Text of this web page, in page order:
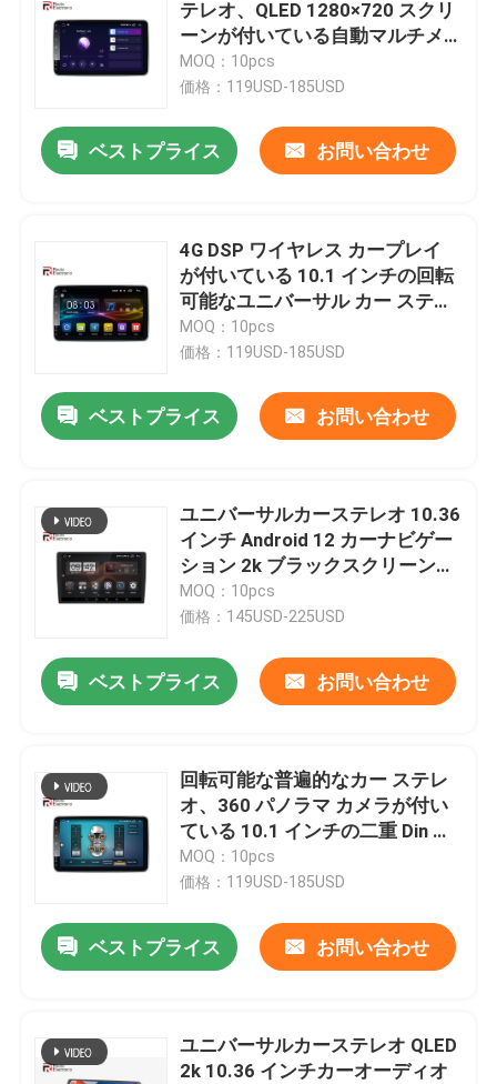
テレオ、QLED 1280×720 スクリ
ーンが付いている自動マルチメ
ディア プレーヤー
MOQ：10pcs
価格：119USD-185USD
ベストプライス お問い合わせ
4G DSP ワイヤレス カープレイ
が付いている 10.1 インチの回転
可能なユニバーサル カー ステレ
オ 2 Din
MOQ：10pcs
価格：119USD-185USD
ベストプライス お問い合わせ
ユニバーサルカーステレオ 10.36
インチ Android 12 カーナビゲー
ション 2k ブラックスクリーン
4G DSP
MOQ：10pcs
価格：145USD-225USD
ベストプライス お問い合わせ
回転可能な普遍的なカー ステレ
オ、360 パノラマ カメラが付い
ている 10.1 インチの二重 Din ラ
ジオ
MOQ：10pcs
価格：119USD-185USD
ベストプライス お問い合わせ
ユニバーサルカーステレオ QLED
2k 10.36 インチカーオーディオ